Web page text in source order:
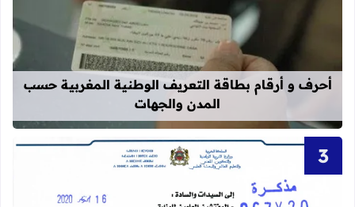
قراءة المزيد عن أحرف و أرقام
أحرف و أرقام بطاقة التعريف الوطنية المغربية حسب
المدن والجهات